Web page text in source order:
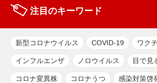
注目のキーワード
新型コロナウイルス COVID-19 ワク
インフルエンザ ノロウイルス 目で見
コロナ変異株 コロナうつ 感染対策啓